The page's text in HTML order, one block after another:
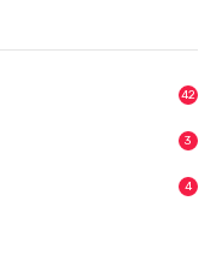
42
3
4